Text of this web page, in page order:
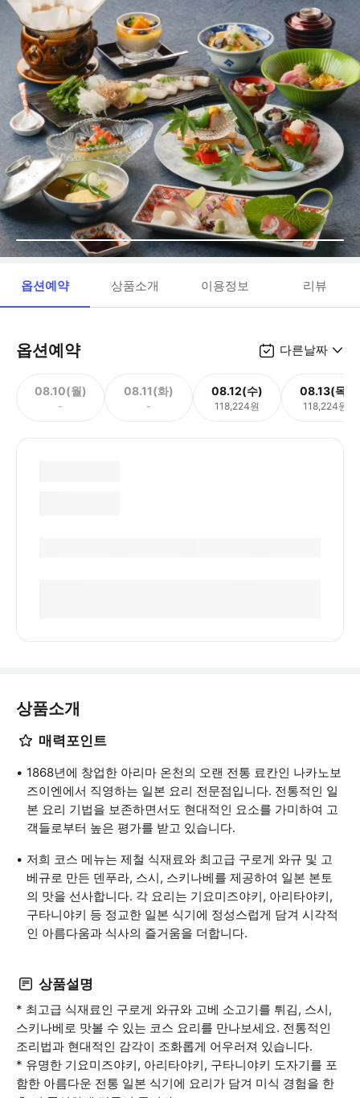
옵션예약 상품소개 이용정보 리뷰
옵션예약 다른날짜
08.10(월)
-
08.11(화)
-
08.12(수)
118,224원
08.13(목)
118,224원
상품소개
매력포인트
1868년에 창업한 아리마 온천의 오랜 전통 료칸인 나카노보
즈이엔에서 직영하는 일본 요리 전문점입니다. 전통적인 일
본 요리 기법을 보존하면서도 현대적인 요소를 가미하여 고
객들로부터 높은 평가를 받고 있습니다.
저희 코스 메뉴는 제철 식재료와 최고급 구로게 와규 및 고
베규로 만든 덴푸라, 스시, 스키나베를 제공하여 일본 본토
의 맛을 선사합니다. 각 요리는 기요미즈야키, 아리타야키,
구타니야키 등 정교한 일본 식기에 정성스럽게 담겨 시각적
인 아름다움과 식사의 즐거움을 더합니다.
상품설명
* 최고급 식재료인 구로게 와규와 고베 소고기를 튀김, 스시,
스키나베로 맛볼 수 있는 코스 요리를 만나보세요. 전통적인
조리법과 현대적인 감각이 조화롭게 어우러져 있습니다.
* 유명한 기요미즈야키, 아리타야키, 구타니야키 도자기를 포
함한 아름다운 전통 일본 식기에 요리가 담겨 미식 경험을 한